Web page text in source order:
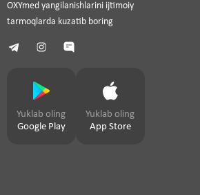
OXYmed yangilanishlarini ijtimoiy
tarmoqlarda kuzatib boring
Yuklab oling
Google Play
Yuklab oling
App Store